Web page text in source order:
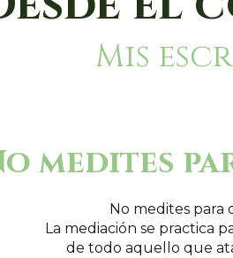
Mis
medites
No medites para
La mediación se practica
de todo aquello que